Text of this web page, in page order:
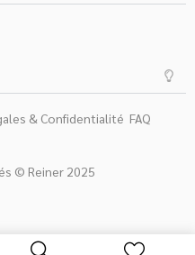
& Confidentialité FAQ
© Reiner 2025